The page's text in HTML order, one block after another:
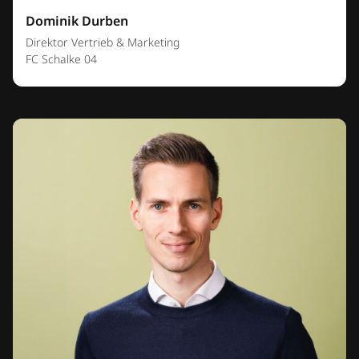
Dominik Durben
Direktor Vertrieb & Marketing
FC Schalke 04